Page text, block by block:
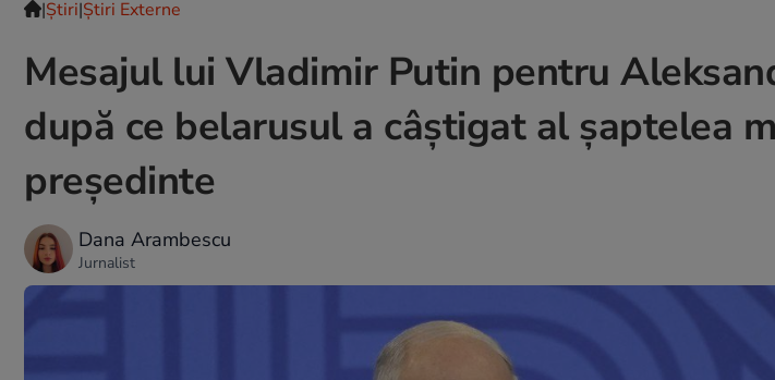
|Ştiri|Știri Externe
Mesajul lui Vladimir Putin pentru
după ce belarusul a câștigat al șaptelea
președinte
Dana Arambescu
Jurnalist